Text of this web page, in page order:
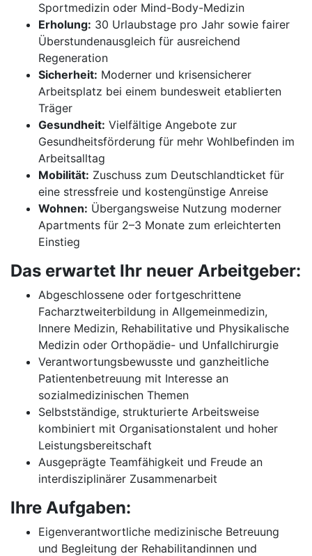
Sportmedizin oder Mind-Body-Medizin
Erholung: 30 Urlaubstage pro Jahr sowie fairer
Überstundenausgleich für ausreichend
Regeneration
Sicherheit: Moderner und krisensicherer
Arbeitsplatz bei einem bundesweit etablierten
Träger
Gesundheit: Vielfältige Angebote zur
Gesundheitsförderung für mehr Wohlbefinden im
Arbeitsalltag
Mobilität: Zuschuss zum Deutschlandticket für
eine stressfreie und kostengünstige Anreise
Wohnen: Übergangsweise Nutzung moderner
Apartments für 2–3 Monate zum erleichterten
Einstieg
Das erwartet Ihr neuer Arbeitgeber:
Abgeschlossene oder fortgeschrittene
Facharztweiterbildung in Allgemeinmedizin,
Innere Medizin, Rehabilitative und Physikalische
Medizin oder Orthopädie- und Unfallchirurgie
Verantwortungsbewusste und ganzheitliche
Patientenbetreuung mit Interesse an
sozialmedizinischen Themen
Selbstständige, strukturierte Arbeitsweise
kombiniert mit Organisationstalent und hoher
Leistungsbereitschaft
Ausgeprägte Teamfähigkeit und Freude an
interdisziplinärer Zusammenarbeit
Ihre Aufgaben:
Eigenverantwortliche medizinische Betreuung
und Begleitung der Rehabilitandinnen und